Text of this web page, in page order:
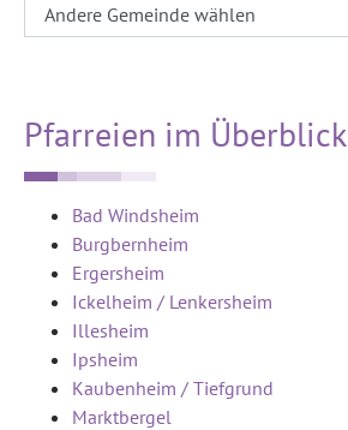
Pfarreien im Überblick
Bad Windsheim
Burgbernheim
Ergersheim
Ickelheim / Lenkersheim
Illesheim
Ipsheim
Kaubenheim / Tiefgrund
Marktbergel